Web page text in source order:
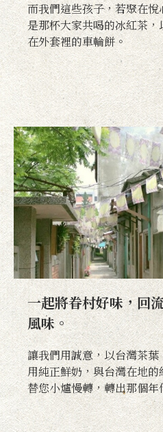
而我們這些孩子，若聚在
是那杯大家共喝的冰紅茶
在外套裡的車輪餅。
一起將眷村好味，回
風味。
讓我們用誠意，以台灣茶
用純正鮮奶，與台灣在地
替您小爐慢轉，轉出那個年